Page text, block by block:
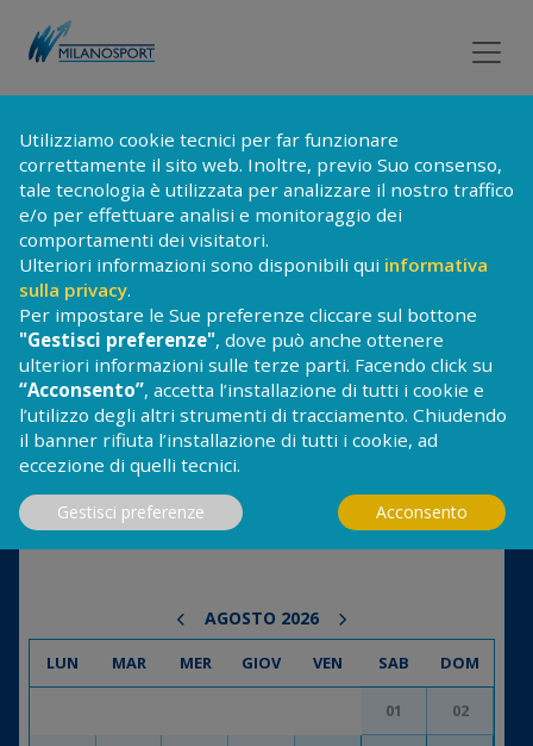
BIGLIETTERIA
NUOTO
SCEGLI L'IMPIANTO
Impianto
SCEGLI IL GIORNO
AGOSTO 2026
LUN MAR MER GIOV VEN SAB DOM
01 02
Utilizziamo cookie tecnici per far funzionare
correttamente il sito web. Inoltre, previo Suo consenso,
tale tecnologia è utilizzata per analizzare il nostro traffico
e/o per effettuare analisi e monitoraggio dei
comportamenti dei visitatori.
Ulteriori informazioni sono disponibili qui informativa
sulla privacy.
Per impostare le Sue preferenze cliccare sul bottone
"Gestisci preferenze", dove può anche ottenere
ulteriori informazioni sulle terze parti. Facendo click su
“Acconsento”, accetta l’installazione di tutti i cookie e
l’utilizzo degli altri strumenti di tracciamento. Chiudendo
il banner rifiuta l’installazione di tutti i cookie, ad
eccezione di quelli tecnici.
Gestisci preferenze Acconsento